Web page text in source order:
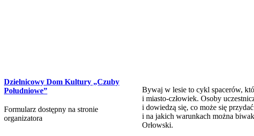
Dzielnicowy Dom Kultury „Czuby
Południowe”
Formularz dostępny na stronie
organizatora
Bywaj w lesie to cykl spacerów,
i miasto-człowiek. Osoby
i dowiedzą się, co może się
i na jakich warunkach można
Orłowski.